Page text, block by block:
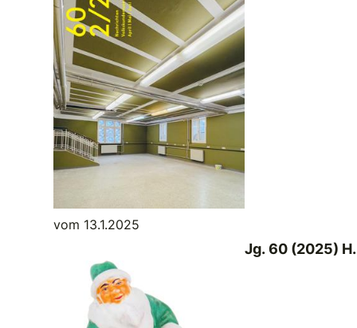
vom 13.1.2025
Jg. 60 (2025) H.